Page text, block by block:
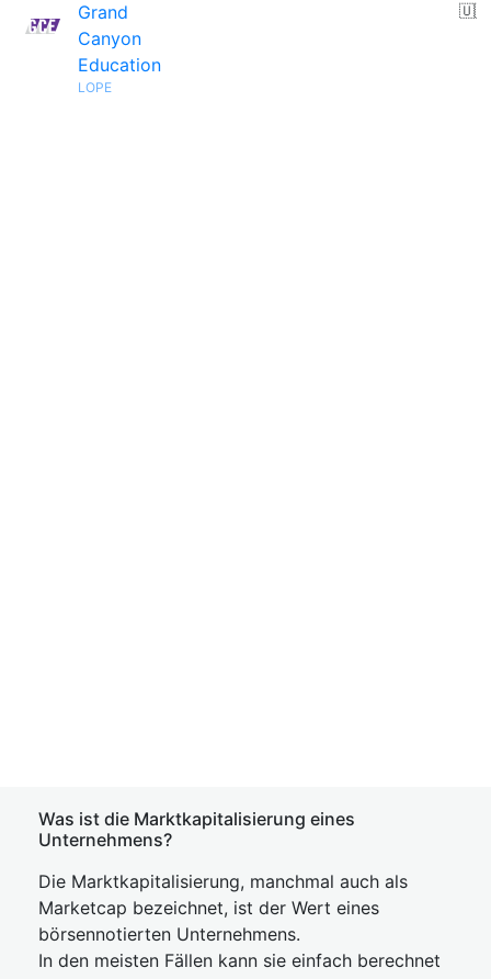
Grand
Canyon
Education
LOPE
🇺🇸
Was ist die Marktkapitalisierung eines
Unternehmens?
Die Marktkapitalisierung, manchmal auch als
Marketcap bezeichnet, ist der Wert eines
börsennotierten Unternehmens.
In den meisten Fällen kann sie einfach berechnet